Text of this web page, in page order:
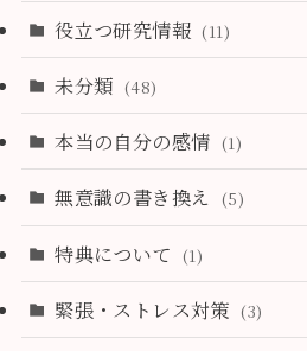
役立つ研究情報 (11)
未分類 (48)
本当の自分の感情 (1)
無意識の書き換え (5)
特典について (1)
緊張・ストレス対策 (3)